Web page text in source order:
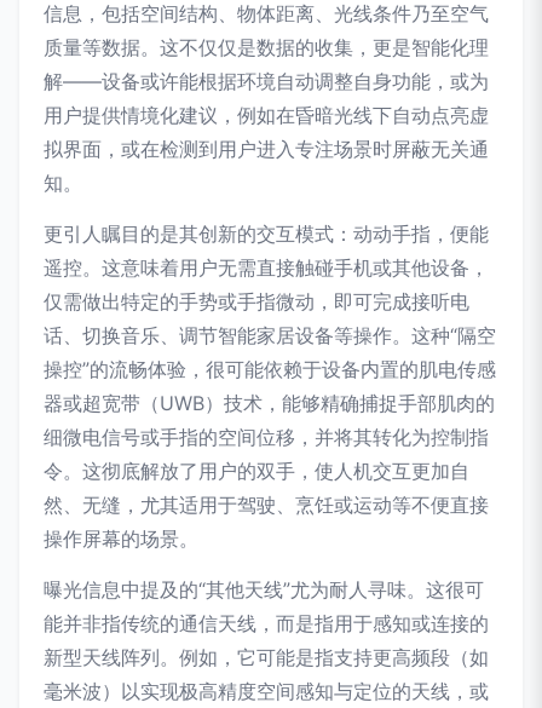
信息，包括空间结构、物体距离、光线条件乃至空气
质量等数据。这不仅仅是数据的收集，更是智能化理
解——设备或许能根据环境自动调整自身功能，或为
用户提供情境化建议，例如在昏暗光线下自动点亮虚
拟界面，或在检测到用户进入专注场景时屏蔽无关通
知。
更引人瞩目的是其创新的交互模式：动动手指，便能
遥控。这意味着用户无需直接触碰手机或其他设备，
仅需做出特定的手势或手指微动，即可完成接听电
话、切换音乐、调节智能家居设备等操作。这种“隔空
操控”的流畅体验，很可能依赖于设备内置的肌电传感
器或超宽带（UWB）技术，能够精确捕捉手部肌肉的
细微电信号或手指的空间位移，并将其转化为控制指
令。这彻底解放了用户的双手，使人机交互更加自
然、无缝，尤其适用于驾驶、烹饪或运动等不便直接
操作屏幕的场景。
曝光信息中提及的“其他天线”尤为耐人寻味。这很可
能并非指传统的通信天线，而是指用于感知或连接的
新型天线阵列。例如，它可能是指支持更高频段（如
毫米波）以实现极高精度空间感知与定位的天线，或